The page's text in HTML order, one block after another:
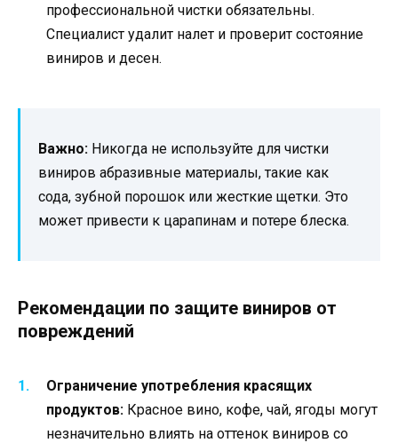
профессиональной чистки обязательны.
Специалист удалит налет и проверит состояние
виниров и десен.
Важно: Никогда не используйте для чистки
виниров абразивные материалы, такие как
сода, зубной порошок или жесткие щетки. Это
может привести к царапинам и потере блеска.
Рекомендации по защите виниров от
повреждений
Ограничение употребления красящих
продуктов: Красное вино, кофе, чай, ягоды могут
незначительно влиять на оттенок виниров со